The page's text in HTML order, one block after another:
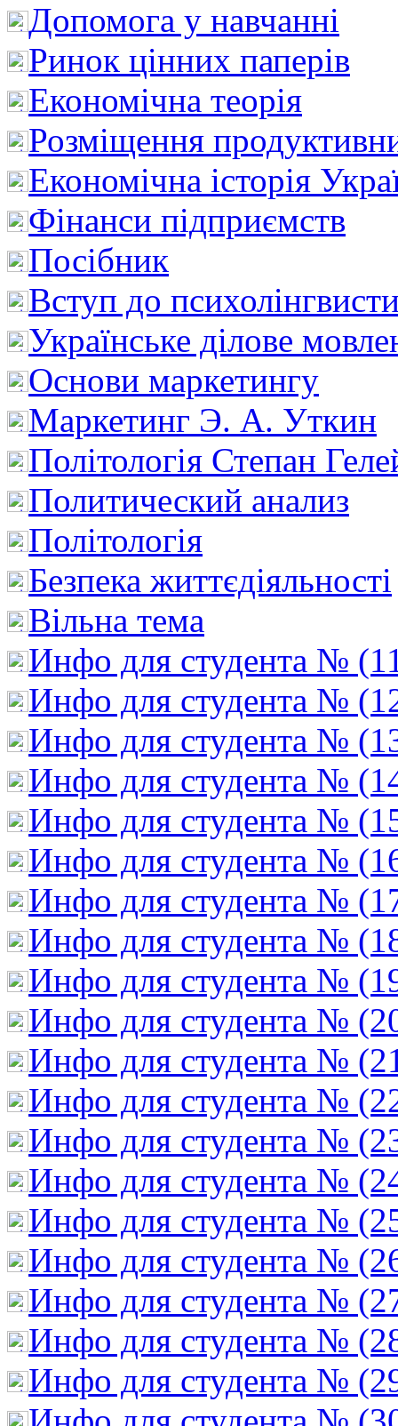
Допомога у навчанні
Ринок цінних паперів
Економічна теорія
Розміщення
Економічна історія
Фінанси підприємств
Посібник
Вступ до
Українське ділове
Основи маркетингу
Маркетинг Э. А. Уткин
Політологія Степан
Политический анализ
Політологія
Безпека життєдіяльності
Вільна тема
Инфо для студента №
Инфо для студента №
Инфо для студента №
Инфо для студента №
Инфо для студента №
Инфо для студента №
Инфо для студента №
Инфо для студента №
Инфо для студента №
Инфо для студента №
Инфо для студента №
Инфо для студента №
Инфо для студента №
Инфо для студента №
Инфо для студента №
Инфо для студента №
Инфо для студента №
Инфо для студента №
Инфо для студента №